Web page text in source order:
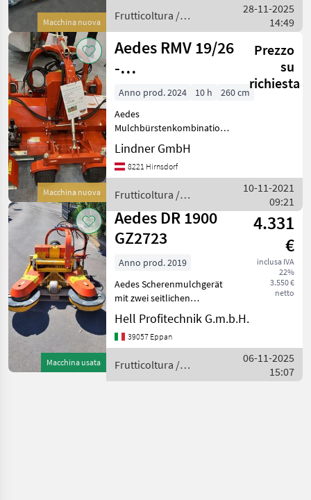
Ilmer
Perfect
Braun
Humus
Mostra
tutti 8
MARKETPLACE
Marketplace
Offerte dei
rivenditori
Annunci
Macchina nuova
Frutticoltura /
Aedes
28-11-2025
14:49
Macchina nuova
Aedes RMV 19/26
-
Zwischenstockmulcher
mit Bürste
Prezzo
su
richiesta
Anno prod. 2024 10 h
260 cm
Aedes
Mulchbürstenkombination
RMV 19/26 Dreipunkt.: Cat 1,
System Viroc mit
Entlastungsfedern,
hinten, max. Ölbedarf.:
75Liter bei 250 bar,
Lindner GmbH
8221 Hirnsdorf
Frutticoltura /
Aedes
10-11-2021
09:21
Macchina usata
Aedes DR 1900
GZ2723
4.331
€
inclusa IVA
22%
3.550 €
netto
Anno prod. 2019
Aedes Scherenmulchgerät
mit zwei seitlichen
Schwenkscheiben,
Arbeitsbreite von 1200-
1900mm, Hydraulischer
gschobener Anbau.
********** Trin
Hell Profitechnik G.m.b.H.
39057 Eppan
Frutticoltura /
Aedes
06-11-2025
15:07